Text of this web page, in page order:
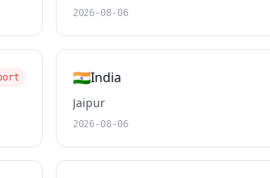
2026-08-06
🇮🇳India
Jaipur
2026-08-06